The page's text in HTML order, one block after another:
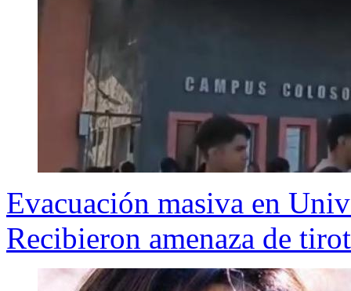
Evacuación masiva en
Recibieron amenaza de